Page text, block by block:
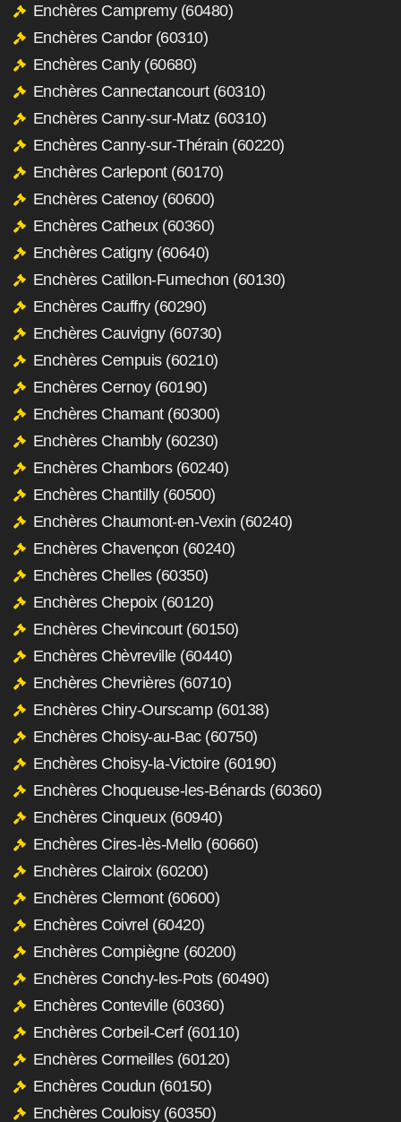
Enchères Campremy (60480)
Enchères Candor (60310)
Enchères Canly (60680)
Enchères Cannectancourt (60310)
Enchères Canny-sur-Matz (60310)
Enchères Canny-sur-Thérain (60220)
Enchères Carlepont (60170)
Enchères Catenoy (60600)
Enchères Catheux (60360)
Enchères Catigny (60640)
Enchères Catillon-Fumechon (60130)
Enchères Cauffry (60290)
Enchères Cauvigny (60730)
Enchères Cempuis (60210)
Enchères Cernoy (60190)
Enchères Chamant (60300)
Enchères Chambly (60230)
Enchères Chambors (60240)
Enchères Chantilly (60500)
Enchères Chaumont-en-Vexin (60240)
Enchères Chavençon (60240)
Enchères Chelles (60350)
Enchères Chepoix (60120)
Enchères Chevincourt (60150)
Enchères Chèvreville (60440)
Enchères Chevrières (60710)
Enchères Chiry-Ourscamp (60138)
Enchères Choisy-au-Bac (60750)
Enchères Choisy-la-Victoire (60190)
Enchères Choqueuse-les-Bénards (60360)
Enchères Cinqueux (60940)
Enchères Cires-lès-Mello (60660)
Enchères Clairoix (60200)
Enchères Clermont (60600)
Enchères Coivrel (60420)
Enchères Compiègne (60200)
Enchères Conchy-les-Pots (60490)
Enchères Conteville (60360)
Enchères Corbeil-Cerf (60110)
Enchères Cormeilles (60120)
Enchères Coudun (60150)
Enchères Couloisy (60350)